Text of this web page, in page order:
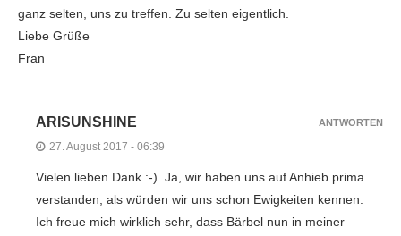
ganz selten, uns zu treffen. Zu selten eigentlich.
Liebe Grüße
Fran
ARISUNSHINE
27. August 2017 - 06:39
Vielen lieben Dank :-). Ja, wir haben uns auf Anhieb prima
verstanden, als würden wir uns schon Ewigkeiten kennen.
Ich freue mich wirklich sehr, dass Bärbel nun in meiner
ANTWORTEN